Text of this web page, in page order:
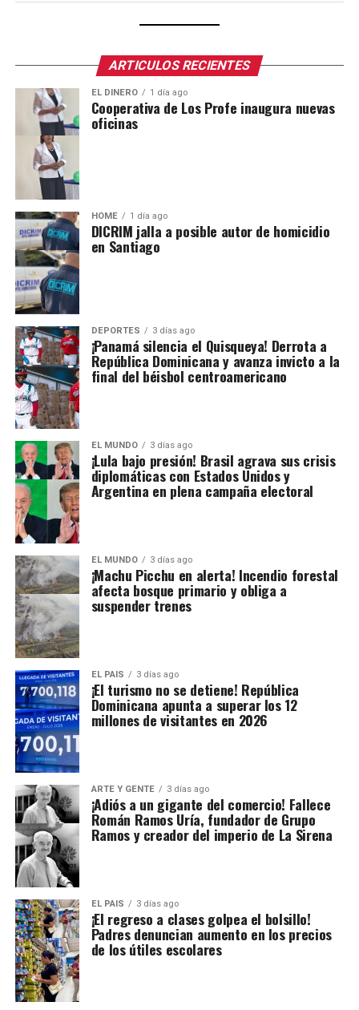
ARTICULOS RECIENTES
EL DINERO 1 día ago
Cooperativa de Los Profe inaugura nuevas
oficinas
HOME 1 día ago
DICRIM jalla a posible autor de homicidio
en Santiago
DEPORTES 3 días ago
¡Panamá silencia el Quisqueya! Derrota a
República Dominicana y avanza invicto a la
final del béisbol centroamericano
EL MUNDO 3 días ago
¡Lula bajo presión! Brasil agrava sus crisis
diplomáticas con Estados Unidos y
Argentina en plena campaña electoral
EL MUNDO 3 días ago
¡Machu Picchu en alerta! Incendio forestal
afecta bosque primario y obliga a
suspender trenes
EL PAIS 3 días ago
¡El turismo no se detiene! República
Dominicana apunta a superar los 12
millones de visitantes en 2026
ARTE Y GENTE 3 días ago
¡Adiós a un gigante del comercio! Fallece
Román Ramos Uría, fundador de Grupo
Ramos y creador del imperio de La Sirena
EL PAIS 3 días ago
¡El regreso a clases golpea el bolsillo!
Padres denuncian aumento en los precios
de los útiles escolares